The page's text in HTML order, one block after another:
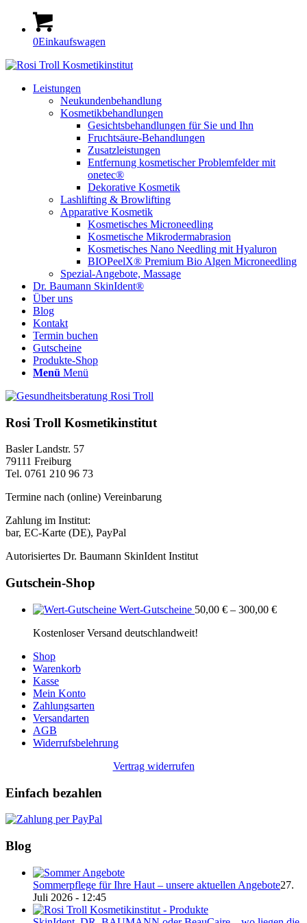
0Einkaufswagen
Leistungen
Neukundenbehandlung
Kosmetikbehandlungen
Gesichtsbehandlungen für Sie und Ihn
Fruchtsäure-Behandlungen
Zusatzleistungen
Entfernung kosmetischer Problemfelder mit
onetec®
Dekorative Kosmetik
Lashlifting & Browlifting
Apparative Kosmetik
Kosmetisches Microneedling
Kosmetische Mikrodermabrasion
Kosmetisches Nano Needling mit Hyaluron
BIOPeelX® Premium Bio Algen Microneedling
Spezial-Angebote, Massage
Dr. Baumann SkinIdent®
Über uns
Blog
Kontakt
Termin buchen
Gutscheine
Produkte-Shop
Menü Menü
Rosi Troll Kosmetikinstitut
Basler Landstr. 57
79111 Freiburg
Tel. 0761 210 96 73
Termine nach (online) Vereinbarung
Zahlung im Institut:
bar, EC-Karte (DE), PayPal
Autorisiertes Dr. Baumann SkinIdent Institut
Gutschein-Shop
Wert-Gutscheine 50,00 € – 300,00 €
Kostenloser Versand deutschlandweit!
Shop
Warenkorb
Kasse
Mein Konto
Zahlungsarten
Versandarten
AGB
Widerrufsbelehrung
Vertrag widerrufen
Einfach bezahlen
Blog
Sommerpflege für Ihre Haut – unsere aktuellen Angebote27.
Juli 2026 - 12:45